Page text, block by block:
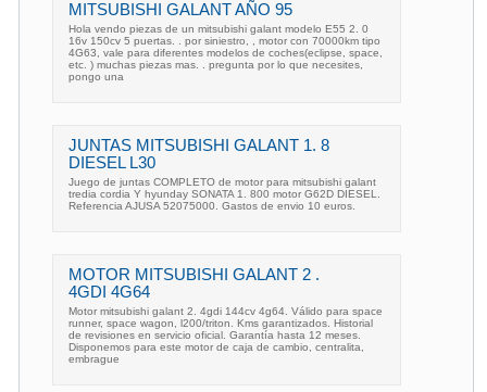
MITSUBISHI GALANT AÑO 95
Hola vendo piezas de un mitsubishi galant modelo E55 2. 0
16v 150cv 5 puertas. . por siniestro, , motor con 70000km tipo
4G63, vale para diferentes modelos de coches(eclipse, space,
etc. ) muchas piezas mas. . pregunta por lo que necesites,
pongo una
JUNTAS MITSUBISHI GALANT 1. 8
DIESEL L30
Juego de juntas COMPLETO de motor para mitsubishi galant
tredia cordia Y hyunday SONATA 1. 800 motor G62D DIESEL.
Referencia AJUSA 52075000. Gastos de envio 10 euros.
MOTOR MITSUBISHI GALANT 2 .
4GDI 4G64
Motor mitsubishi galant 2. 4gdi 144cv 4g64. Válido para space
runner, space wagon, l200/triton. Kms garantizados. Historial
de revisiones en servicio oficial. Garantía hasta 12 meses.
Disponemos para este motor de caja de cambio, centralita,
embrague